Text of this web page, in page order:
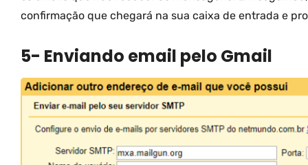
confirmação que chegará na sua caixa de entrada e
5- Enviando email pelo Gmail